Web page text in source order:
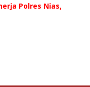
Polres Nias,